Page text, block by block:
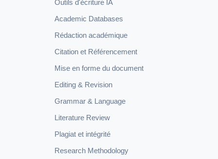
Outils d'écriture IA
Academic Databases
Rédaction académique
Citation et Référencement
Mise en forme du document
Editing & Revision
Grammar & Language
Literature Review
Plagiat et intégrité
Research Methodology